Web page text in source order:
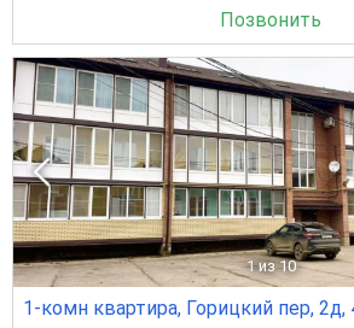
Позвонить
1 из 10
1-комн квартира, Горицкий пер, 2д,